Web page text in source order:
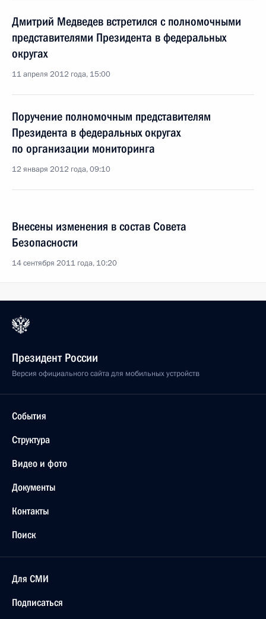
Дмитрий Медведев встретился с полномочными
представителями Президента в федеральных
округах
11 апреля 2012 года, 15:00
Поручение полномочным представителям
Президента в федеральных округах
по организации мониторинга
12 января 2012 года, 09:10
Внесены изменения в состав Совета
Безопасности
14 сентября 2011 года, 10:20
Президент России
Версия официального сайта для мобильных устройств
События
Структура
Видео и фото
Документы
Контакты
Поиск
Для СМИ
Подписаться